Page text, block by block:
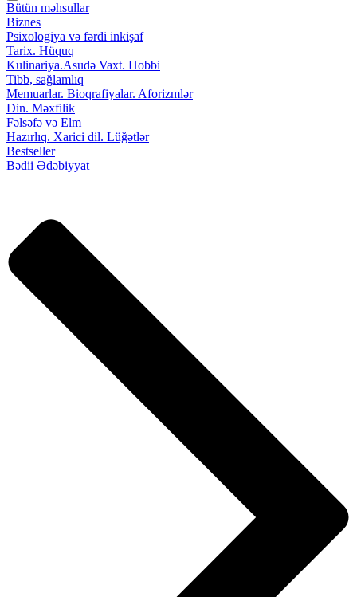
Bütün məhsullar
Biznes
Psixologiya və fərdi inkişaf
Tarix. Hüquq
Kulinariya.Asudə Vaxt. Hobbi
Tibb, sağlamlıq
Memuarlar. Bioqrafiyalar. Aforizmlər
Din. Məxfilik
Fəlsəfə və Elm
Hazırlıq. Xarici dil. Lüğətlər
Bestseller
Bədii Ədəbiyyat